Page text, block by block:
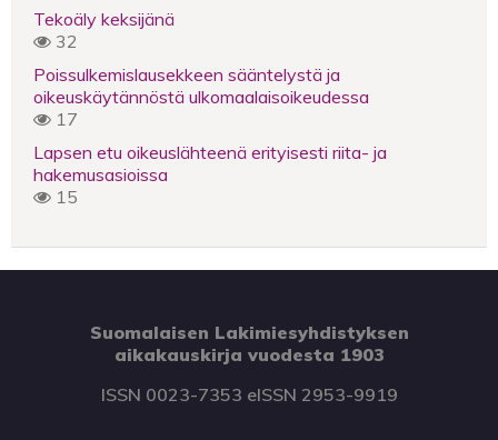
Tekoäly keksijänä
32
Poissulkemislausekkeen sääntelystä ja
oikeuskäytännöstä ulkomaalaisoikeudessa
17
Lapsen etu oikeuslähteenä erityisesti riita- ja
hakemusasioissa
15
Suomalaisen Lakimiesyhdistyksen
aikakauskirja vuodesta 1903
ISSN 0023-7353 eISSN 2953-9919